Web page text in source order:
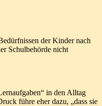
der Kinder nach
Schulbehörde nicht
in den Alltag
führe eher dazu, „dass sie